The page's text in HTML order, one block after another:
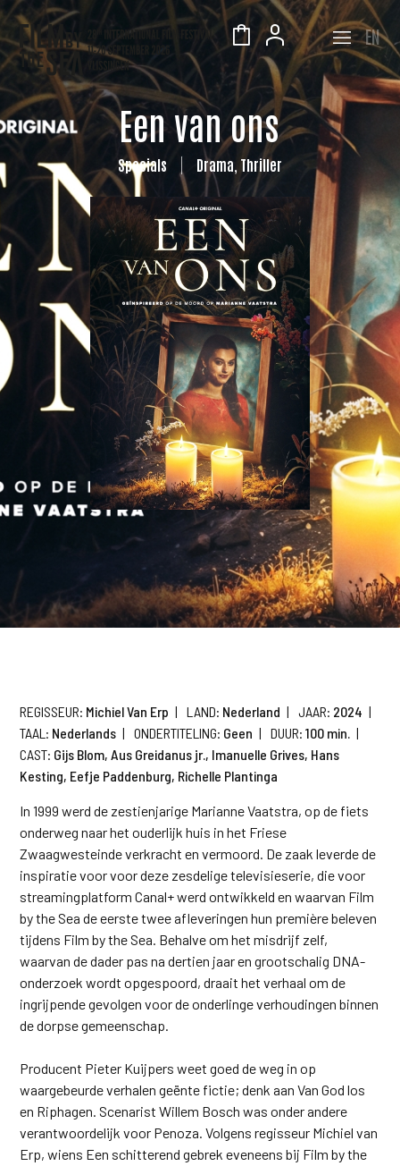
EN
Een van ons
Specials Drama, Thriller
REGISSEUR: Michiel Van Erp | LAND: Nederland | JAAR: 2024 |
TAAL: Nederlands | ONDERTITELING: Geen | DUUR: 100 min. |
CAST: Gijs Blom, Aus Greidanus jr., Imanuelle Grives, Hans
Kesting, Eefje Paddenburg, Richelle Plantinga
In 1999 werd de zestienjarige Marianne Vaatstra, op de fiets
onderweg naar het ouderlijk huis in het Friese
Zwaagwesteinde verkracht en vermoord. De zaak leverde de
inspiratie voor voor deze zesdelige televisieserie, die voor
streamingplatform Canal+ werd ontwikkeld en waarvan Film
by the Sea de eerste twee afleveringen hun première beleven
tijdens Film by the Sea. Behalve om het misdrijf zelf,
waarvan de dader pas na dertien jaar en grootschalig DNA-
onderzoek wordt opgespoord, draait het verhaal om de
ingrijpende gevolgen voor de onderlinge verhoudingen binnen
de dorpse gemeenschap.
Producent Pieter Kuijpers weet goed de weg in op
waargebeurde verhalen geënte fictie; denk aan Van God los
en Riphagen. Scenarist Willem Bosch was onder andere
verantwoordelijk voor Penoza. Volgens regisseur Michiel van
Erp, wiens Een schitterend gebrek eveneens bij Film by the